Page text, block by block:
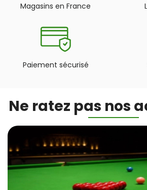
Magasins en France
Paiement sécurisé
Ne ratez pas nos